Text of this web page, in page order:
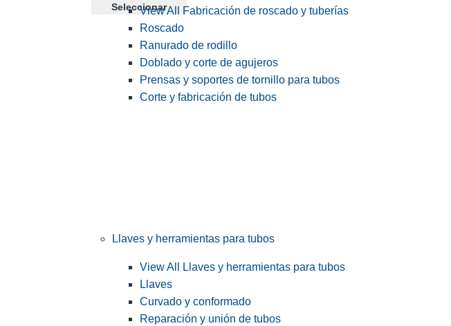
SeleccionarView All Fabricación de roscado y tuberías
Roscado
Ranurado de rodillo
Doblado y corte de agujeros
Prensas y soportes de tornillo para tubos
Corte y fabricación de tubos
Llaves y herramientas para tubos
View All Llaves y herramientas para tubos
Llaves
Curvado y conformado
Reparación y unión de tubos